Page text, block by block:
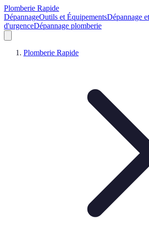
Plomberie Rapide
DépannageOutils et ÉquipementsDépannage
d'urgenceDépannage plomberie
Plomberie Rapide